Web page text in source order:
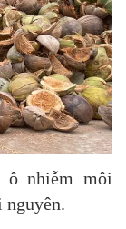
ô nhiễm môi